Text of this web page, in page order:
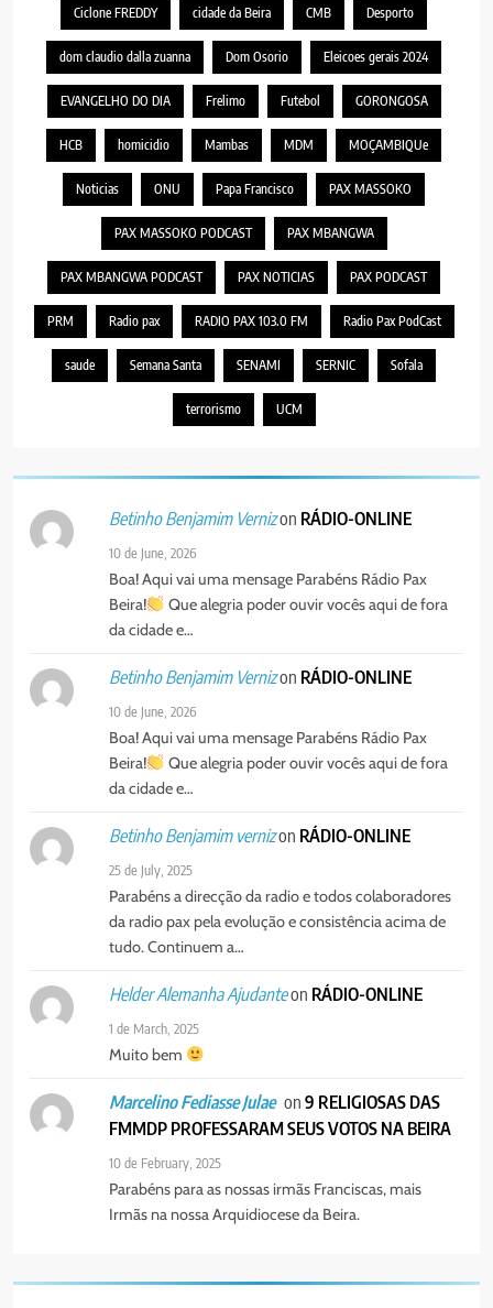
Ciclone FREDDY cidade da Beira CMB Desporto
dom claudio dalla zuanna Dom Osorio Eleicoes gerais 2024
EVANGELHO DO DIA Frelimo Futebol GORONGOSA
HCB homicidio Mambas MDM MOÇAMBIQUe
Noticias ONU Papa Francisco PAX MASSOKO
PAX MASSOKO PODCAST PAX MBANGWA
PAX MBANGWA PODCAST PAX NOTICIAS PAX PODCAST
PRM Radio pax RADIO PAX 103.0 FM Radio Pax PodCast
saude Semana Santa SENAMI SERNIC Sofala
terrorismo UCM
Betinho Benjamim Vernizon RÁDIO-ONLINE
10 de June, 2026
Boa! Aqui vai uma mensage Parabéns Rádio Pax
Beira!
Que alegria poder ouvir vocês aqui de fora
da cidade e…
Betinho Benjamim Vernizon RÁDIO-ONLINE
10 de June, 2026
Boa! Aqui vai uma mensage Parabéns Rádio Pax
Beira!
Que alegria poder ouvir vocês aqui de fora
da cidade e…
Betinho Benjamim vernizon RÁDIO-ONLINE
25 de July, 2025
Parabéns a direcção da radio e todos colaboradores
da radio pax pela evolução e consistência acima de
tudo. Continuem a…
Helder Alemanha Ajudanteon RÁDIO-ONLINE
1 de March, 2025
Muito bem
Marcelino Fediasse Julae on9 RELIGIOSAS DAS
FMMDP PROFESSARAM SEUS VOTOS NA BEIRA
10 de February, 2025
Parabéns para as nossas irmãs Franciscas, mais
Irmãs na nossa Arquidiocese da Beira.